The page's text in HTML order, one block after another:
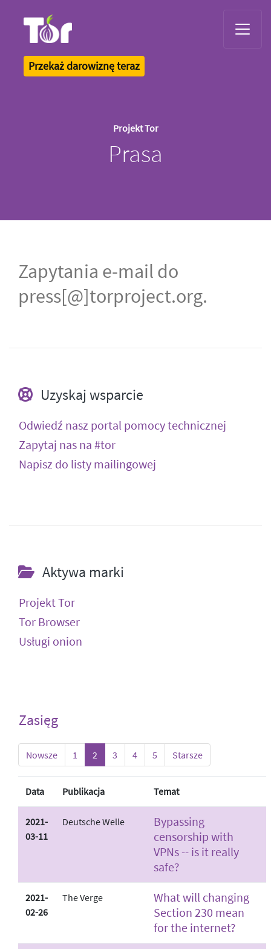
Przekaż darowiznę teraz
Projekt Tor
Prasa
Zapytania e-mail do
press[@]torproject.org.
Uzyskaj wsparcie
Odwiedź nasz portal pomocy technicznej
Zapytaj nas na #tor
Napisz do listy mailingowej
Aktywa marki
Projekt Tor
Tor Browser
Usługi onion
Zasięg
Nowsze 1 2 3 4 5 Starsze
Data Publikacja Temat
2021-
03-11
Deutsche Welle
Bypassing
censorship with
VPNs -- is it really
safe?
2021-
02-26
The Verge
What will changing
Section 230 mean
for the internet?